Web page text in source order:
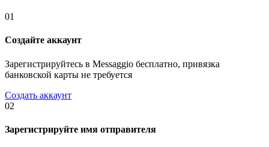
01
Создайте аккаунт
Зарегистрируйтесь в Messaggio бесплатно, привязка
банковской карты не требуется
Создать аккаунт
02
Зарегистрируйте имя отправителя